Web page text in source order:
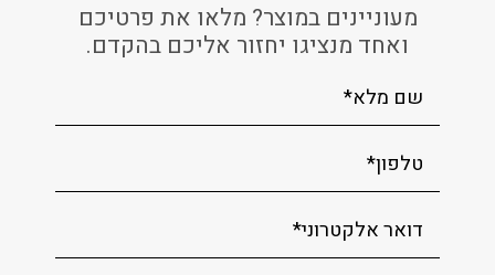
מעוניינים במוצר? מלאו את פרטיכם
ואחד מנציגו יחזור אליכם בהקדם.